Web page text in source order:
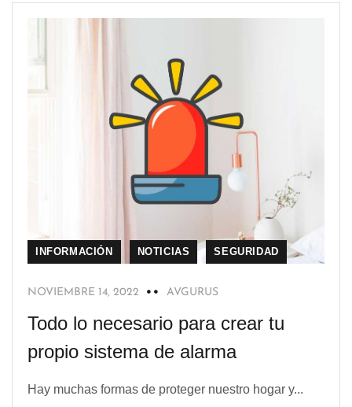
INFORMACIÓN NOTICIAS SEGURIDAD
NOVIEMBRE 14, 2022 AVGURUS
Todo lo necesario para crear tu
propio sistema de alarma
Hay muchas formas de proteger nuestro hogar y...